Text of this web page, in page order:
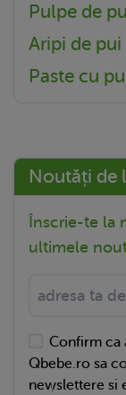
Pulpe de
Aripi de pui
Paste cu
Noutăți de
Înscrie-te la
ultimele
Confirm ca
Qbebe.ro sa
newslettere si